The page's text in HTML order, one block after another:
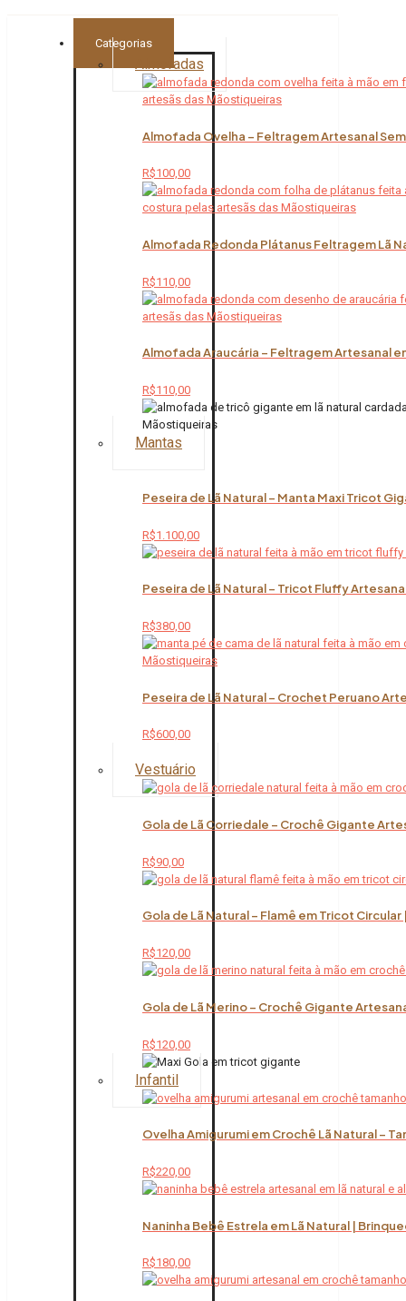
Categorias
Almofadas
Almofada Ovelha – Feltragem Artesanal
R$100,00
Almofada Redonda Plátanus Feltragem Lã
R$110,00
Almofada Araucária – Feltragem Artesanal
R$110,00
Mantas
Peseira de Lã Natural – Manta Maxi Tricot
R$1.100,00
Peseira de Lã Natural – Tricot Fluffy
R$380,00
Peseira de Lã Natural – Crochet Peruano
R$600,00
Vestuário
Gola de Lã Corriedale – Crochê Gigante
R$90,00
Gola de Lã Natural – Flamê em Tricot
R$120,00
Gola de Lã Merino – Crochê Gigante
R$120,00
Infantil
Ovelha Amigurumi em Crochê Lã Natural –
R$220,00
Naninha Bebê Estrela em Lã Natural |
R$180,00